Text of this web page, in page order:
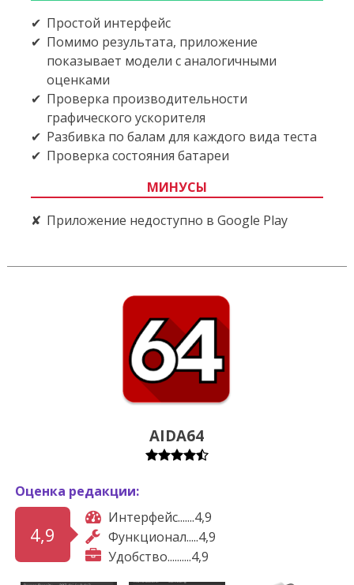
Простой интерфейс
Помимо результата, приложение
показывает модели с аналогичными
оценками
Проверка производительности
графического ускорителя
Разбивка по балам для каждого вида теста
Проверка состояния батареи
МИНУСЫ
Приложение недоступно в Google Play
AIDA64
Оценка редакции:
4,9
Интерфейс.......4,9
Функционал.....4,9
Удобство..........4,9